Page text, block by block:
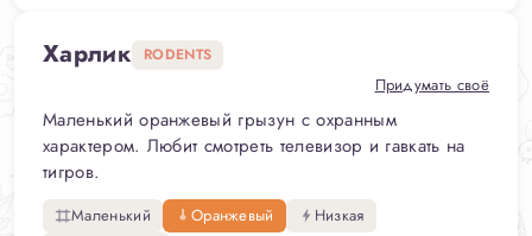
Харлик RODENTS
Придумать своё
Маленький оранжевый грызун с охранным
характером. Любит смотреть телевизор и гавкать на
тигров.
Маленький Оранжевый
Низкая